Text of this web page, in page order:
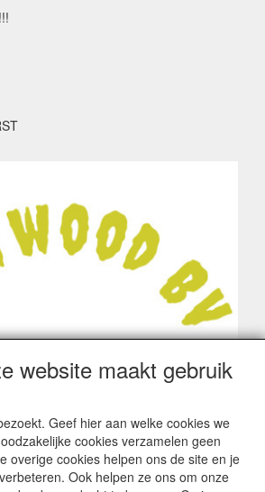
website maakt gebruik
Geef hier aan welke cookies we
cookies verzamelen geen
overige cookies helpen ons de site en je
Ook helpen ze ons om onze